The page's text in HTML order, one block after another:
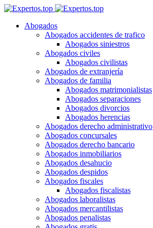
Abogados
Abogados accidentes de trafico
Abogados siniestros
Abogados civiles
Abogados civilistas
Abogados de extranjería
Abogados de familia
Abogados matrimonialistas
Abogados separaciones
Abogados divorcios
Abogados herencias
Abogados derecho administrativo
Abogados concursales
Abogados derecho bancario
Abogados inmobiliarios
Abogados desahucio
Abogados despidos
Abogados fiscales
Abogados fiscalistas
Abogados laboralistas
Abogados mercantilistas
Abogados penalistas